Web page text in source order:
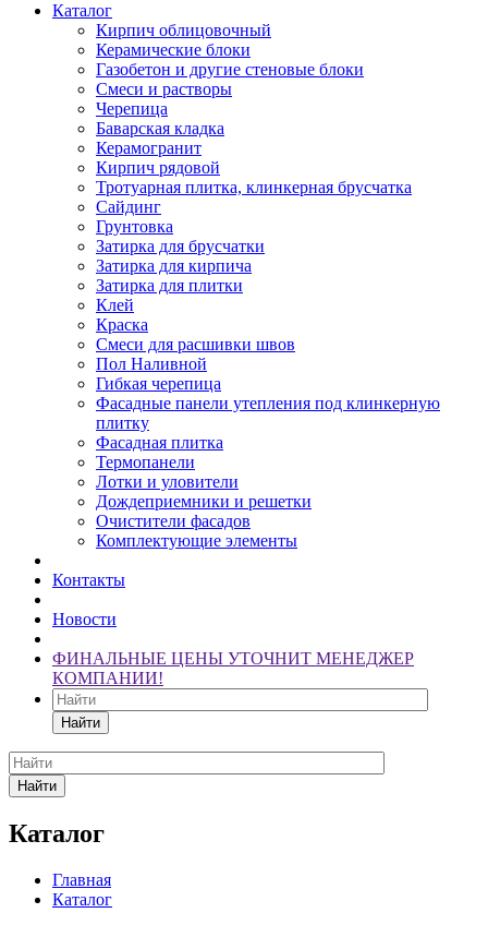
Каталог
Кирпич облицовочный
Керамические блоки
Газобетон и другие стеновые блоки
Смеси и растворы
Черепица
Баварская кладка
Керамогранит
Кирпич рядовой
Тротуарная плитка, клинкерная брусчатка
Сайдинг
Грунтовка
Затирка для брусчатки
Затирка для кирпича
Затирка для плитки
Клей
Краска
Смеси для расшивки швов
Пол Наливной
Гибкая черепица
Фасадные панели утепления под клинкерную
плитку
Фасадная плитка
Термопанели
Лотки и уловители
Дождеприемники и решетки
Очистители фасадов
Комплектующие элементы
Контакты
Новости
ФИНАЛЬНЫЕ ЦЕНЫ УТОЧНИТ МЕНЕДЖЕР
КОМПАНИИ!
Найти
Найти
Каталог
Главная
Каталог